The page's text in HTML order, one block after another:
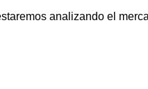
analizando el